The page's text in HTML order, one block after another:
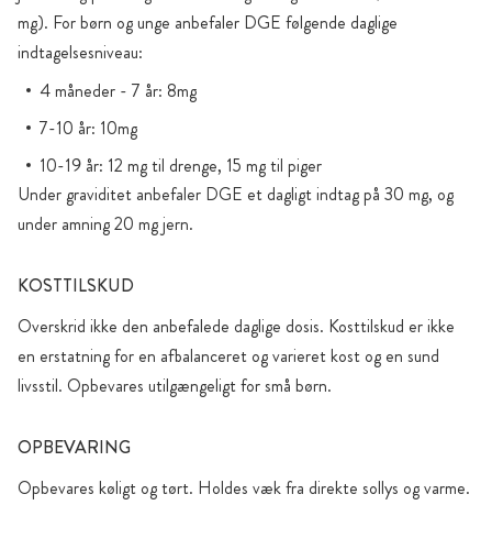
mg). For børn og unge anbefaler DGE følgende daglige
indtagelsesniveau:
4 måneder - 7 år: 8mg
7-10 år: 10mg
10-19 år: 12 mg til drenge, 15 mg til piger
Under graviditet anbefaler DGE et dagligt indtag på 30 mg, og
under amning 20 mg jern.
KOSTTILSKUD
Overskrid ikke den anbefalede daglige dosis. Kosttilskud er ikke
en erstatning for en afbalanceret og varieret kost og en sund
livsstil. Opbevares utilgængeligt for små børn.
OPBEVARING
Opbevares køligt og tørt. Holdes væk fra direkte sollys og varme.